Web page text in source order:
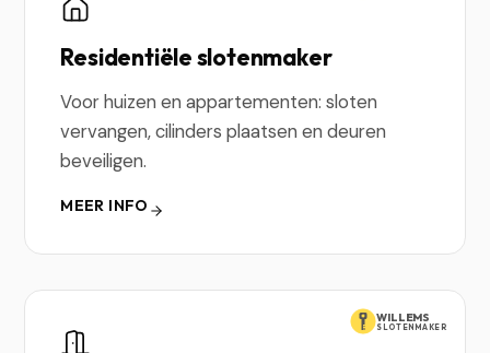
Residentiële slotenmaker
Voor huizen en appartementen: sloten
vervangen, cilinders plaatsen en deuren
beveiligen.
MEER INFO
WILLEMS
SLOTENMAKER